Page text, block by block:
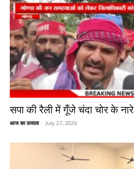
सपा की रैली में गूँजे चंदा चोर के नारे
आज का उजाला - July 27, 2026